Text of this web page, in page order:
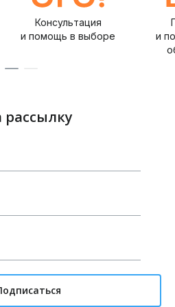
Консультация
и помощь в выборе
и